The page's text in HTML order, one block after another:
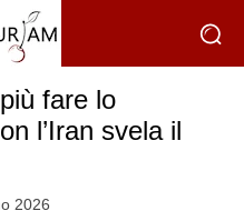
fare lo
l’Iran svela il
2026